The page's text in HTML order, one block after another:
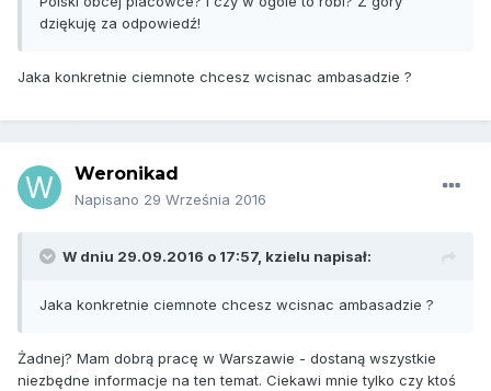
dziękuję za odpowiedź!
Jaka konkretnie ciemnote chcesz wcisnac ambasadzie ?
Weronikad
Napisano 29 Września 2016
W dniu 29.09.2016 o 17:57, kzielu napisał:
Jaka konkretnie ciemnote chcesz wcisnac ambasadzie ?
Żadnej? Mam dobrą pracę w Warszawie - dostaną wszystkie
niezbędne informacje na ten temat. Ciekawi mnie tylko czy ktoś